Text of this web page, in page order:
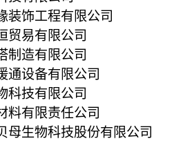
装饰工程有限公司
贸易有限公司
制造有限公司
通设备有限公司
科技有限公司
料有限责任公司
母生物科技股份有限公司